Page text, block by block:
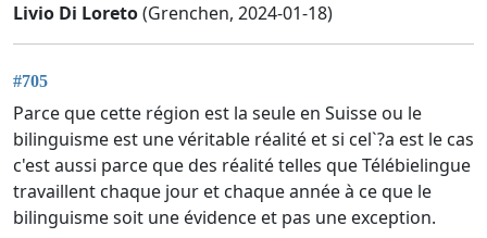
Livio Di Loreto(Grenchen, 2024-01-18)
#705
Parce que cette région est la seule en Suisse ou le
bilinguisme est une véritable réalité et si cel`?a est le cas
c'est aussi parce que des réalité telles que Télébielingue
travaillent chaque jour et chaque année à ce que le
bilinguisme soit une évidence et pas une exception.